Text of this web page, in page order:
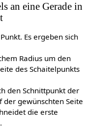
an eine Gerade in
Es ergeben sich
Radius um den
des Schaitelpunkts
den Schnittpunkt der
der gewünschten Seite
die erste